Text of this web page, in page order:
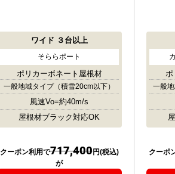
ワイド ３台以上
そららポート
ポリカーボネート屋根材
一般地域タイプ（積雪20cm以下）
風速Vo=約40m/s
屋根材ブラック対応OK
クーポン利用で717,400円(税込)
が
一般
クーポ